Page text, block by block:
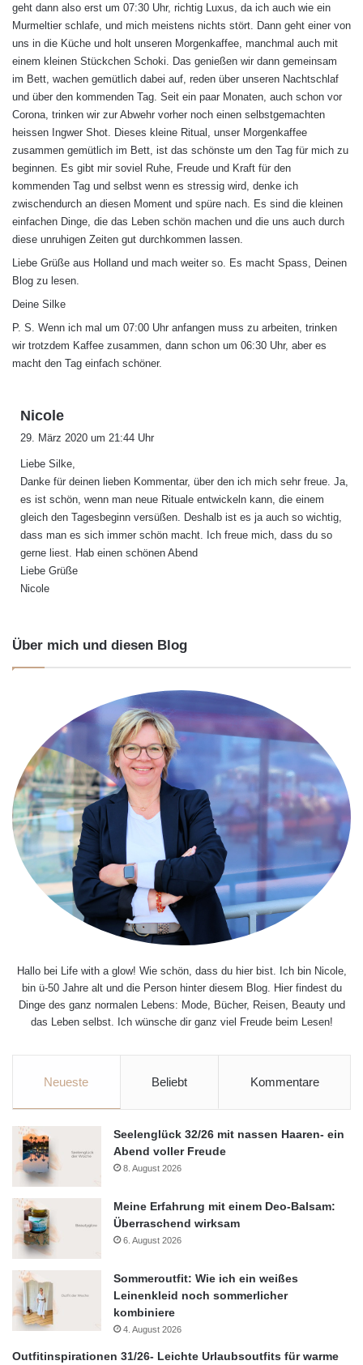
geht dann also erst um 07:30 Uhr, richtig Luxus, da ich auch wie ein
Murmeltier schlafe, und mich meistens nichts stört. Dann geht einer von
uns in die Küche und holt unseren Morgenkaffee, manchmal auch mit
einem kleinen Stückchen Schoki. Das genießen wir dann gemeinsam
im Bett, wachen gemütlich dabei auf, reden über unseren Nachtschlaf
und über den kommenden Tag. Seit ein paar Monaten, auch schon vor
Corona, trinken wir zur Abwehr vorher noch einen selbstgemachten
heissen Ingwer Shot. Dieses kleine Ritual, unser Morgenkaffee
zusammen gemütlich im Bett, ist das schönste um den Tag für mich zu
beginnen. Es gibt mir soviel Ruhe, Freude und Kraft für den
kommenden Tag und selbst wenn es stressig wird, denke ich
zwischendurch an diesen Moment und spüre nach. Es sind die kleinen
einfachen Dinge, die das Leben schön machen und die uns auch durch
diese unruhigen Zeiten gut durchkommen lassen.
Liebe Grüße aus Holland und mach weiter so. Es macht Spass, Deinen
Blog zu lesen.
Deine Silke
P. S. Wenn ich mal um 07:00 Uhr anfangen muss zu arbeiten, trinken
wir trotzdem Kaffee zusammen, dann schon um 06:30 Uhr, aber es
macht den Tag einfach schöner.
Nicole
t
:
29. März 2020 um 21:44 Uhr
Liebe Silke,
Danke für deinen lieben Kommentar, über den ich mich sehr freue. Ja,
es ist schön, wenn man neue Rituale entwickeln kann, die einem
gleich den Tagesbeginn versüßen. Deshalb ist es ja auch so wichtig,
dass man es sich immer schön macht. Ich freue mich, dass du so
gerne liest. Hab einen schönen Abend
Liebe Grüße
Nicole
Über mich und diesen Blog
Hallo bei Life with a glow! Wie schön, dass du hier bist. Ich bin Nicole,
bin ü-50 Jahre alt und die Person hinter diesem Blog. Hier findest du
Dinge des ganz normalen Lebens: Mode, Bücher, Reisen, Beauty und
das Leben selbst. Ich wünsche dir ganz viel Freude beim Lesen!
Neueste Beliebt Kommentare
Seelenglück 32/26 mit nassen Haaren- ein
Abend voller Freude
8. August 2026
Meine Erfahrung mit einem Deo-Balsam:
Überraschend wirksam
6. August 2026
Sommeroutfit: Wie ich ein weißes
Leinenkleid noch sommerlicher
kombiniere
4. August 2026
Outfitinspirationen 31/26- Leichte Urlaubsoutfits für warme